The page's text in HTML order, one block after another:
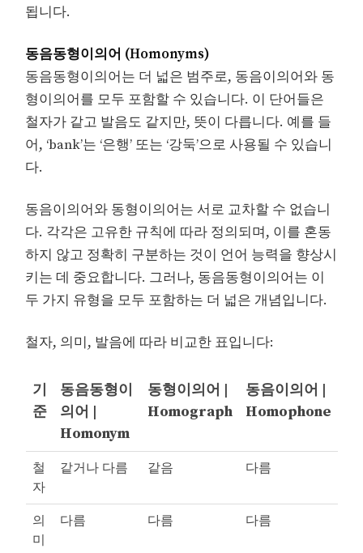
됩니다.
동음동형이의어 (Homonyms)
동음동형이의어는 더 넓은 범주로, 동음이의어와 동
형이의어를 모두 포함할 수 있습니다. 이 단어들은
철자가 같고 발음도 같지만, 뜻이 다릅니다. 예를 들
어, ‘bank’는 ‘은행’ 또는 ‘강둑’으로 사용될 수 있습니
다.
동음이의어와 동형이의어는 서로 교차할 수 없습니
다. 각각은 고유한 규칙에 따라 정의되며, 이를 혼동
하지 않고 정확히 구분하는 것이 언어 능력을 향상시
키는 데 중요합니다. 그러나, 동음동형이의어는 이
두 가지 유형을 모두 포함하는 더 넓은 개념입니다.
철자, 의미, 발음에 따라 비교한 표입니다:
기
준
동음동형이
의어 |
Homonym
동형이의어 |
Homograph
동음이의어 |
Homophone
철
자
같거나 다름 같음 다름
의
미
다름 다름 다름